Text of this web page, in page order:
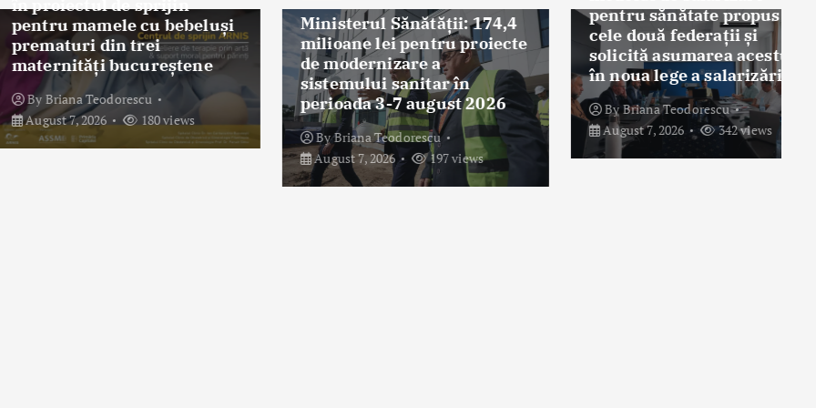
de sprijin
mamele cu bebeluși
din trei
bucureștene
Teodorescu
2026
180 views
Ministerul Sănătății: 174,4
milioane lei pentru proiecte
de modernizare a
sistemului sanitar în
perioada 3-7 august 2026
By
Briana Teodorescu
August 7, 2026
197 views
pentru sănătate propus de
cele două federații și
solicită asumarea acestuia
în noua lege a salarizării
By
Briana Teodorescu
August 7, 2026
342 views